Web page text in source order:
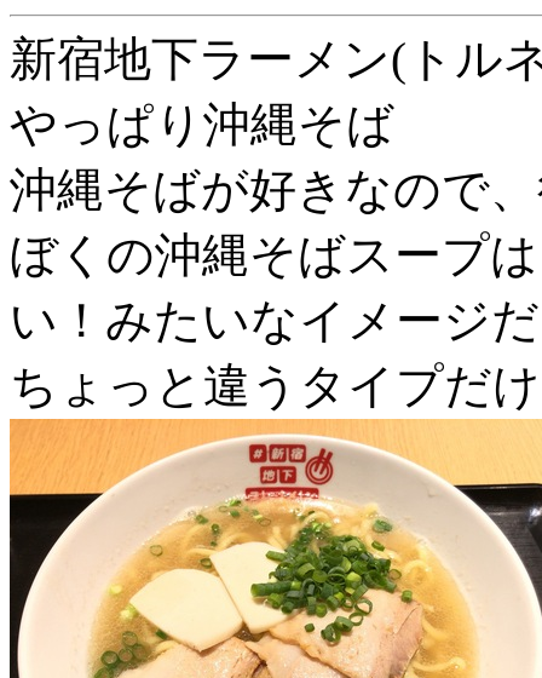
新宿地下ラーメン(トル
やっぱり沖縄そば
沖縄そばが好きなので
ぼくの沖縄そばスープ
い！みたいなイメージ
ちょっと違うタイプだ